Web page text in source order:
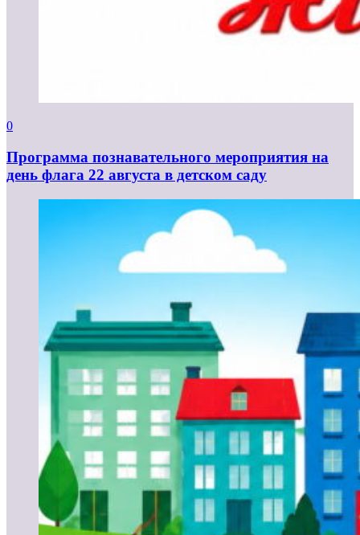
0
Программа познавательного мероприятия на
день флага 22 августа в детском саду